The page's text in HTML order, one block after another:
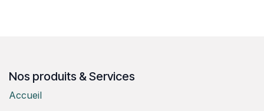
Nos produits & Services
Accueil